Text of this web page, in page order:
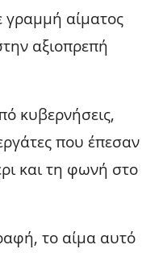
γραμμή αίματος
αξιοπρεπή
κυβερνήσεις,
που έπεσαν
και τη φωνή στο
το αίμα αυτό